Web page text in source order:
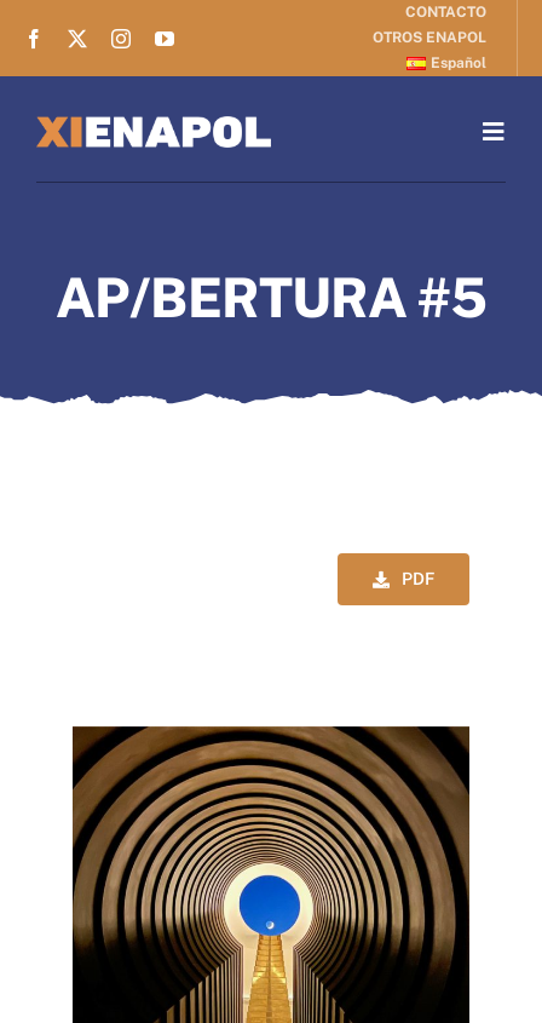
CONTACTO
OTROS ENAPOL
Español
ARGUMENTO
AP/BERTURA #5
PDF